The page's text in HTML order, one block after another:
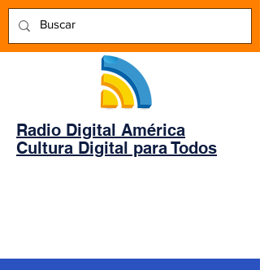
Radio Digital América
Cultura Digital para Todos